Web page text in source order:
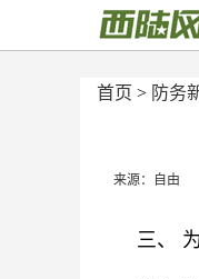
首页 > 防务
来源：自由
三、